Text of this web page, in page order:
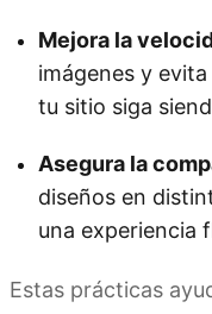
Mejora la
imágenes y
tu sitio siga
Asegura la
diseños en
una experiencia
Estas prácticas